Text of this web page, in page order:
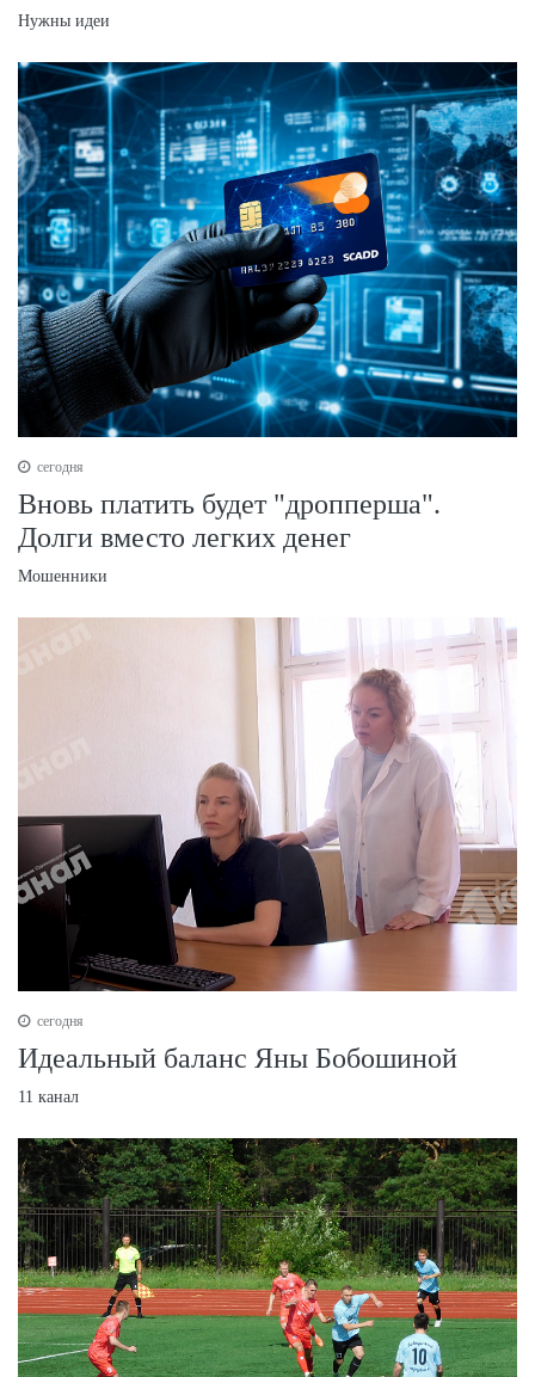
Нужны идеи
сегодня
Вновь платить будет "дропперша".
Долги вместо легких денег
Мошенники
сегодня
Идеальный баланс Яны Бобошиной
11 канал